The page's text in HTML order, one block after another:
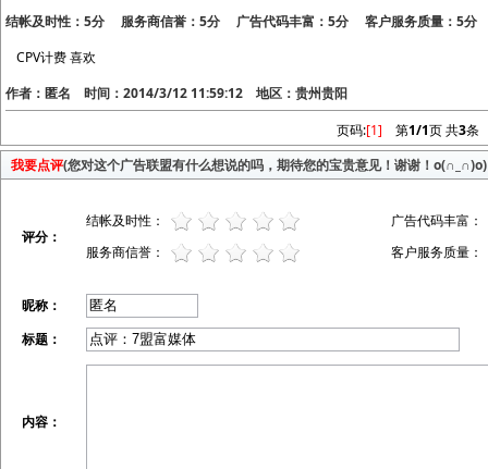
结帐及时性：5分 服务商信誉：5分 广告代码丰富：5分 客户服务质量：5分
CPV计费 喜欢
作者：匿名 时间：2014/3/12 11:59:12 地区：贵州贵阳
页码:[1] 第1/1页 共3条
我要点评(您对这个广告联盟有什么想说的吗，期待您的宝贵意见！谢谢！o(∩_∩)o)
评分：
结帐及时性：
广告代码丰富：
服务商信誉：
客户服务质量：
昵称：
标题：
内容：